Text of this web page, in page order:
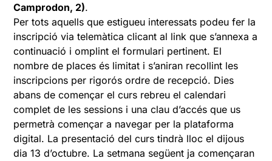
Camprodon, 2).
Per tots aquells que estigueu interessats podeu fer la
inscripció via telemàtica clicant al link que s’annexa a
continuació i omplint el formulari pertinent. El
nombre de places és limitat i s’aniran recollint les
inscripcions per rigorós ordre de recepció. Dies
abans de començar el curs rebreu el calendari
complet de les sessions i una clau d’accés que us
permetrà començar a navegar per la plataforma
digital. La presentació del curs tindrà lloc el dijous
dia 13 d’octubre. La setmana següent ja començaran